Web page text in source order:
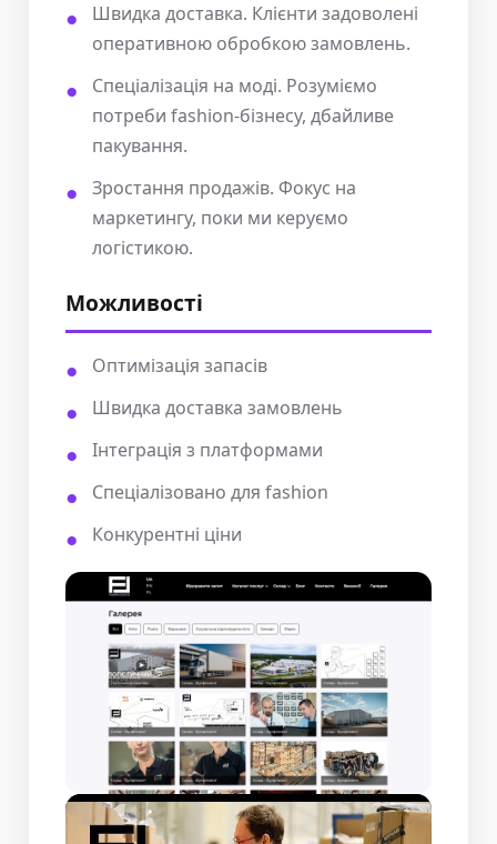
Швидка доставка. Клієнти задоволені
оперативною обробкою замовлень.
Спеціалізація на моді. Розуміємо
потреби fashion-бізнесу, дбайливе
пакування.
Зростання продажів. Фокус на
маркетингу, поки ми керуємо
логістикою.
Можливості
Оптимізація запасів
Швидка доставка замовлень
Інтеграція з платформами
Спеціалізовано для fashion
Конкурентні ціни